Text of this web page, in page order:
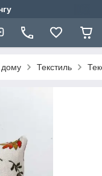
дому Текстиль